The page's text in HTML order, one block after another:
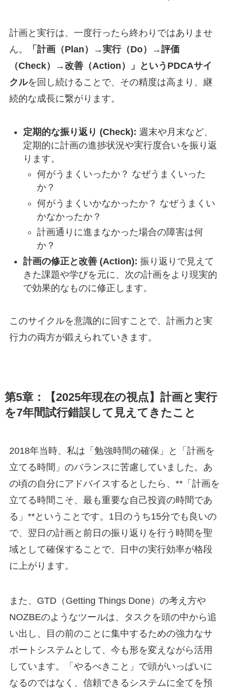
計画と実行は、一度行ったら終わりではありませ
ん。
「計画（Plan）→実行（Do）→評価
（Check）→改善（Action）」というPDCAサイ
クルを回し続けることで、その精度は高まり、継
続的な成長に繋がります。
定期的な振り返り (Check): 週末や月末など、
定期的に計画の進捗状況や実行度合いを振り返
ります。
何がうまくいったか？ なぜうまくいった
か？
何がうまくいかなかったか？ なぜうまくい
かなかったか？
計画通りに進まなかった場合の障害は何
か？
計画の修正と改善 (Action): 振り返りで見えて
きた課題や学びを元に、次の計画をより現実的
で効果的なものに修正します。
このサイクルを意識的に回すことで、計画力と実
行力の両方が鍛えられていきます。
第5章：【2025年現在の視点】計画と実行
を7年間試行錯誤して見えてきたこと
2018年当時、私は「勉強時間の確保」と「計画を
立てる時間」のバランスに苦慮していました。あ
の頃の自分にアドバイスするとしたら、**「計画を
立てる時間こそ、最も重要な自己投資の時間であ
る」**ということです。1日のうち15分でも良いの
で、翌日の計画と前日の振り返りを行う時間を聖
域として確保することで、日中の実行効率が格段
に上がります。
また、GTD（Getting Things Done）の考え方や
NOZBEのようなツールは、タスクを頭の中から追
い出し、目の前のことに集中するための強力なサ
ポートシステムとして、今も形を変えながら活用
しています。「やるべきこと」で頭がいっぱいに
なるのではなく、信頼できるシステムに全てを預